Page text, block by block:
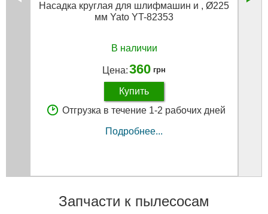
Насадка круглая для шлифмашин и , Ø225
мм Yato YT-82353
В наличии
Цена:360 грн
Купить
Отгрузка в течение 1-2 рабочих дней
Подробнее...
Запчасти к пылесосам